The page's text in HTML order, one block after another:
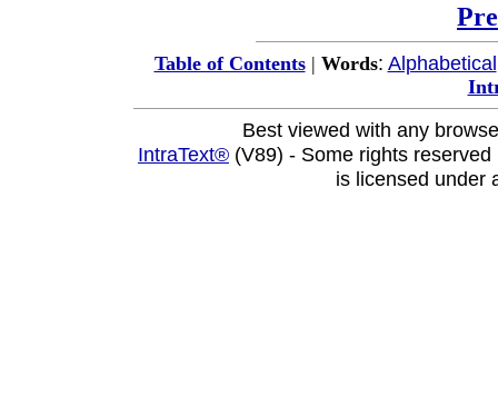
Table of Contents| Words: Alphabetical
Best viewed with any
IntraText® (V89) - Some rights
is licensed under